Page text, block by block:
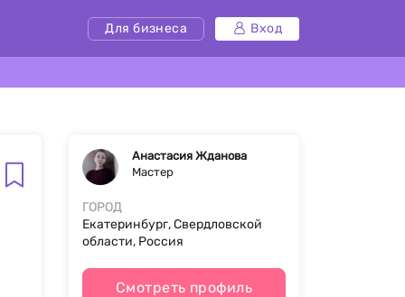
Для бизнеса Вход
Анастасия Жданова
Мастер
ГОРОД
Екатеринбург, Свердловской
области, Россия
Смотреть профиль